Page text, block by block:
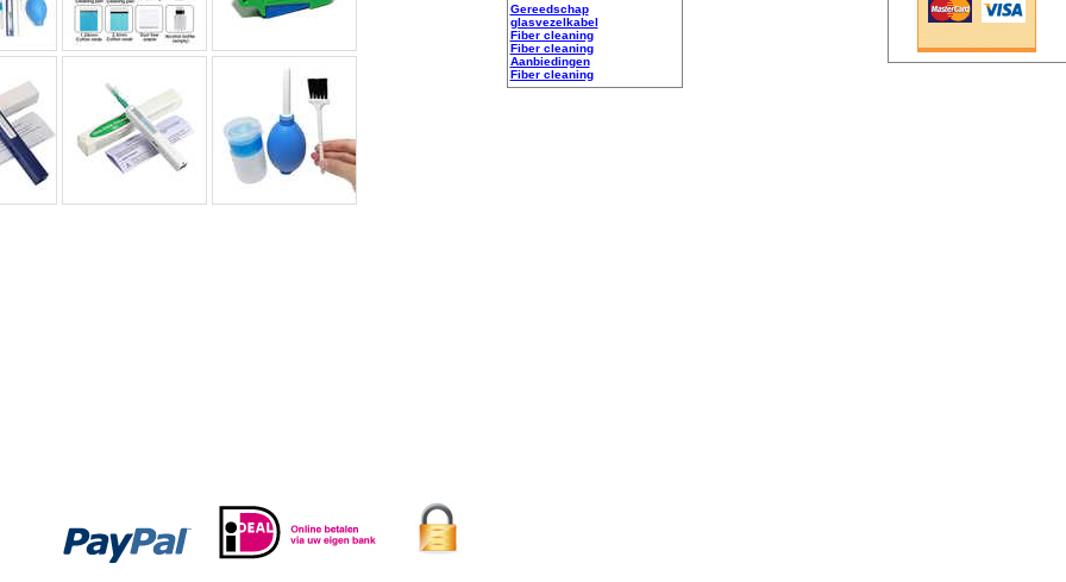
Gereedschap
glasvezelkabel
Fiber cleaning
Fiber cleaning
Aanbiedingen
Fiber cleaning